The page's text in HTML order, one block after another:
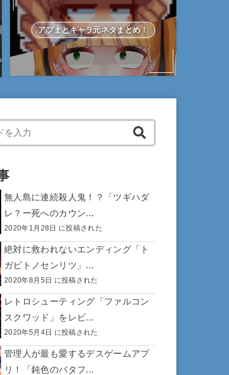
アプまとキャラ元ネタまとめ！
results are available use up and down
無人島に連続殺人鬼！？「ツギハダ
レ？ー死へのカウン...
2020年1月28日 に投稿された
絶対に救われないエンディング「ト
ガビトノセンリツ」...
2020年8月5日 に投稿された
レトロシューティング「ファルコン
スクワッド」をレビ...
2020年5月4日 に投稿された
管理人が最も愛するデスゲームアプ
リ！「鈍色のバタフ...